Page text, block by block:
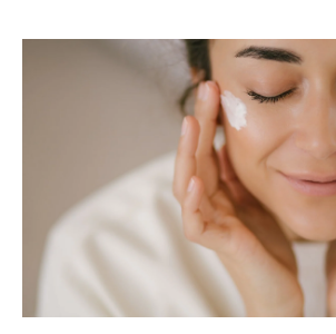
moda & ljepota